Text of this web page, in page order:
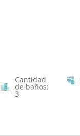
Cantidad
de baños:
3